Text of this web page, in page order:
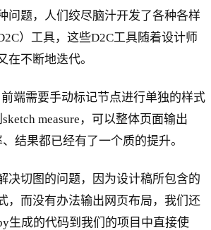
问题，人们绞尽脑汁开发了各种各样
）工具，这些D2C工具随着设计师
在不断地迭代。
前端需要手动标记节点进行单独的样式
measure，可以整体页面输出
、结果都已经有了一个质的提升。
决切图的问题，因为设计稿所包含的
，而没有办法输出网页布局，我们还
生成的代码到我们的项目中直接使